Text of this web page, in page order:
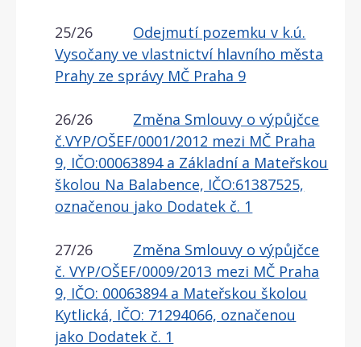
25/26 Odejmutí pozemku v k.ú.
Vysočany ve vlastnictví hlavního města
Prahy ze správy MČ Praha 9
26/26 Změna Smlouvy o výpůjčce
č.VYP/OŠEF/0001/2012 mezi MČ Praha
9, IČO:00063894 a Základní a Mateřskou
školou Na Balabence, IČO:61387525,
označenou jako Dodatek č. 1
27/26 Změna Smlouvy o výpůjčce
č. VYP/OŠEF/0009/2013 mezi MČ Praha
9, IČO: 00063894 a Mateřskou školou
Kytlická, IČO: 71294066, označenou
jako Dodatek č. 1